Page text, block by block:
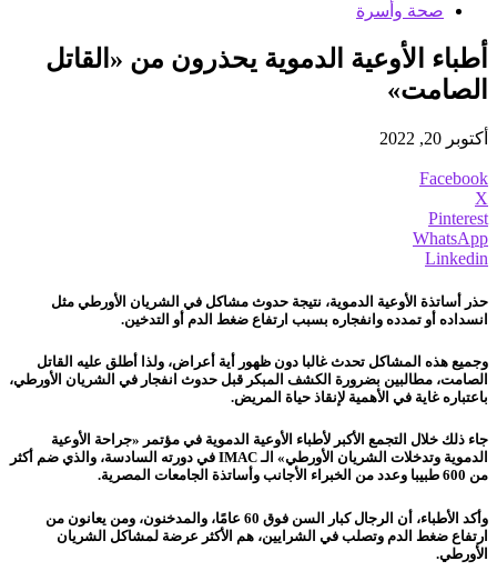
صحة وأسرة
أطباء الأوعية الدموية يحذرون من «القاتل
الصامت»
أكتوبر 20, 2022
Facebook
X
Pinterest
WhatsApp
Linkedin
حذر أساتذة الأوعية الدموية، نتيجة حدوث مشاكل في الشريان الأورطي مثل
انسداده أو تمدده وانفجاره بسبب ارتفاع ضغط الدم أو التدخين.
وجميع هذه المشاكل تحدث غالبا دون ظهور أية أعراض، ولذا أطلق عليه القاتل
الصامت، مطالبين بضرورة الكشف المبكر قبل حدوث انفجار في الشريان الأورطي،
باعتباره غاية في الأهمية لإنقاذ حياة المريض.
جاء ذلك خلال التجمع الأكبر لأطباء الأوعية الدموية في مؤتمر «جراحة الأوعية
الدموية وتدخلات الشريان الأورطي» الـ IMAC في دورته السادسة، والذي ضم أكثر
من 600 طبيبا وعدد من الخبراء الأجانب وأساتذة الجامعات المصرية.
وأكد الأطباء، أن الرجال كبار السن فوق 60 عامًا، والمدخنون، ومن يعانون من
ارتفاع ضغط الدم وتصلب في الشرايين، هم الأكثر عرضة لمشاكل الشريان
الأورطي.